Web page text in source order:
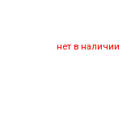
нет в наличии